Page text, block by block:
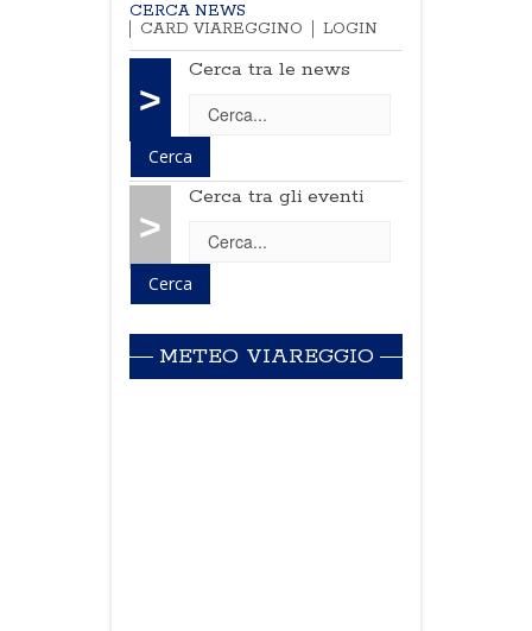
CERCA NEWS
CARD VIAREGGINO
LOGIN
>
Cerca tra le news
>
Cerca tra gli eventi
METEO VIAREGGIO